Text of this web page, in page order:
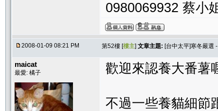
0980069932 蔡小
2008-01-09 08:21 PM 第52樓 [樓主] 文章主題: [台中太平]寒冬嚴選
maicat
最愛: 橘子 歡迎來認養大番薯
不過一些養貓細節